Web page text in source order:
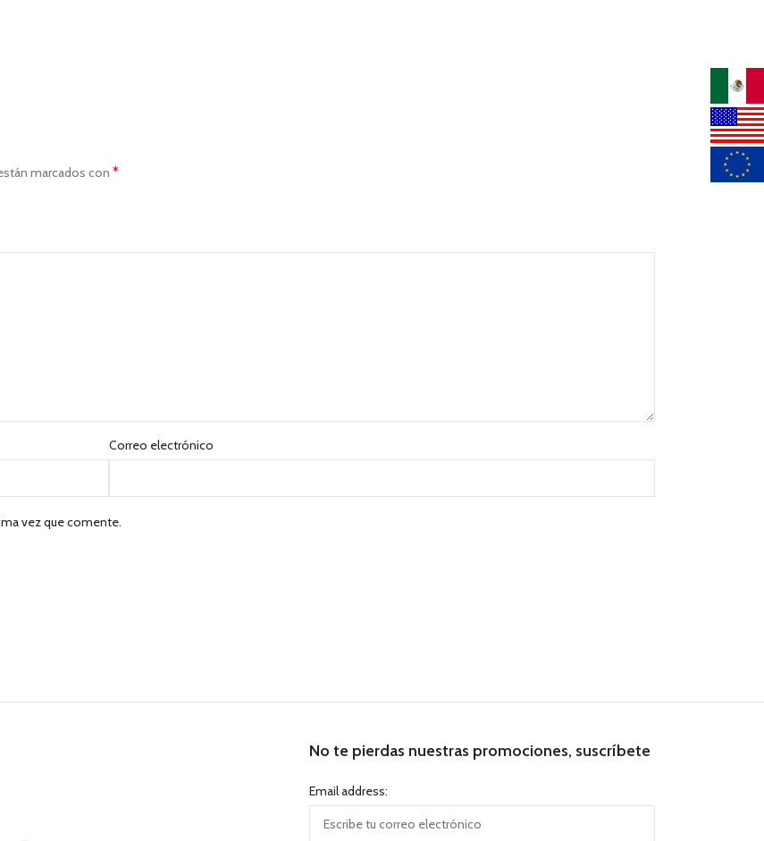
marcados con *
Correo electrónico
vez que comente.
No te pierdas nuestras promociones, suscríbete
Email address: